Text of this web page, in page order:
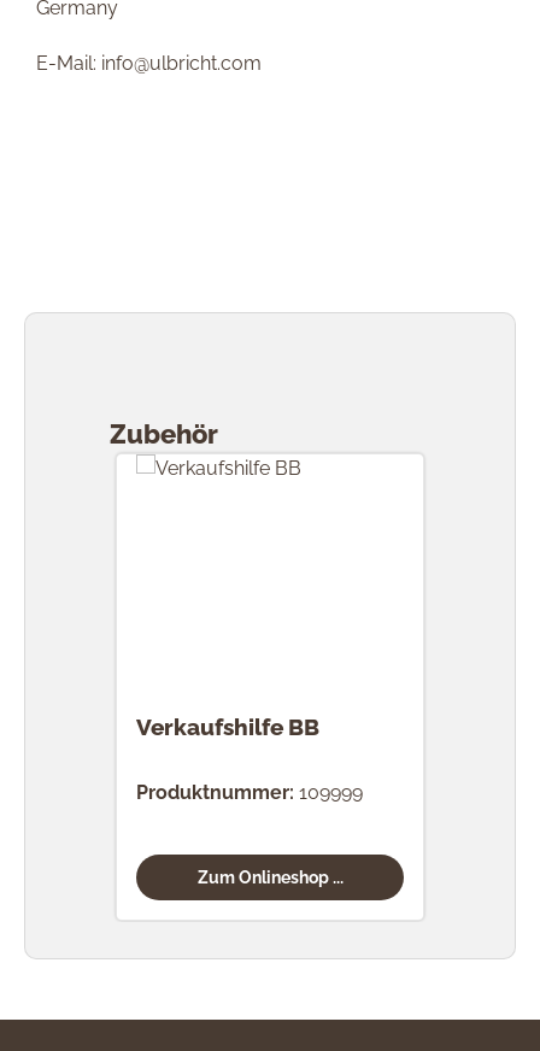
Germany
E-Mail: info@ulbricht.com
Zubehör
Verkaufshilfe BB
Produktnummer: 109999
Zum Onlineshop ...